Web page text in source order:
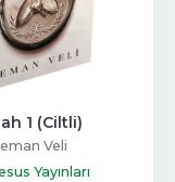
1 (Ciltli)
Veli
Yayınları